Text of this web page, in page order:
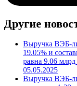
Другие
Выручка ВЭБ-
19.05% и
равна 9.06 млрд
05.05.2025
Выручка ВЭБ-